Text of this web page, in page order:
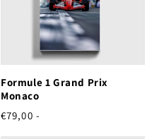
Formule 1 Grand Prix
Monaco
Normale
€79,00 -